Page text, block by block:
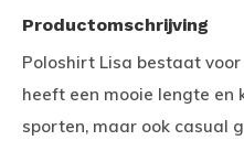
Productomschrijving
Poloshirt Lisa bestaat
heeft een mooie lengte en
sporten, maar ook casual